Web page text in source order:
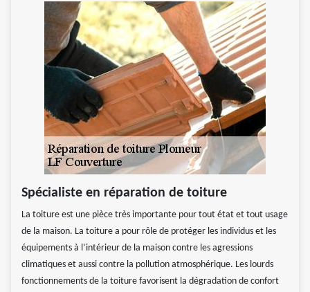
Spécialiste en réparation de toiture
La toiture est une pièce très importante pour tout état et tout usage
de la maison. La toiture a pour rôle de protéger les individus et les
équipements à l’intérieur de la maison contre les agressions
climatiques et aussi contre la pollution atmosphérique. Les lourds
fonctionnements de la toiture favorisent la dégradation de confort